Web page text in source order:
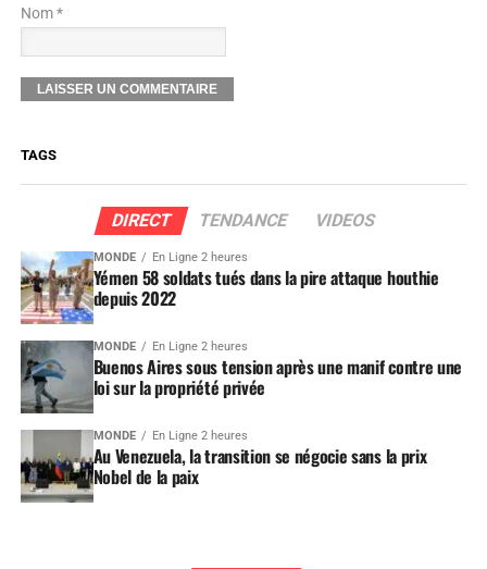
Nom *
TAGS
DIRECT TENDANCE VIDEOS
MONDE En Ligne 2 heures
Yémen 58 soldats tués dans la pire attaque houthie
depuis 2022
MONDE En Ligne 2 heures
Buenos Aires sous tension après une manif contre une
loi sur la propriété privée
MONDE En Ligne 2 heures
Au Venezuela, la transition se négocie sans la prix
Nobel de la paix